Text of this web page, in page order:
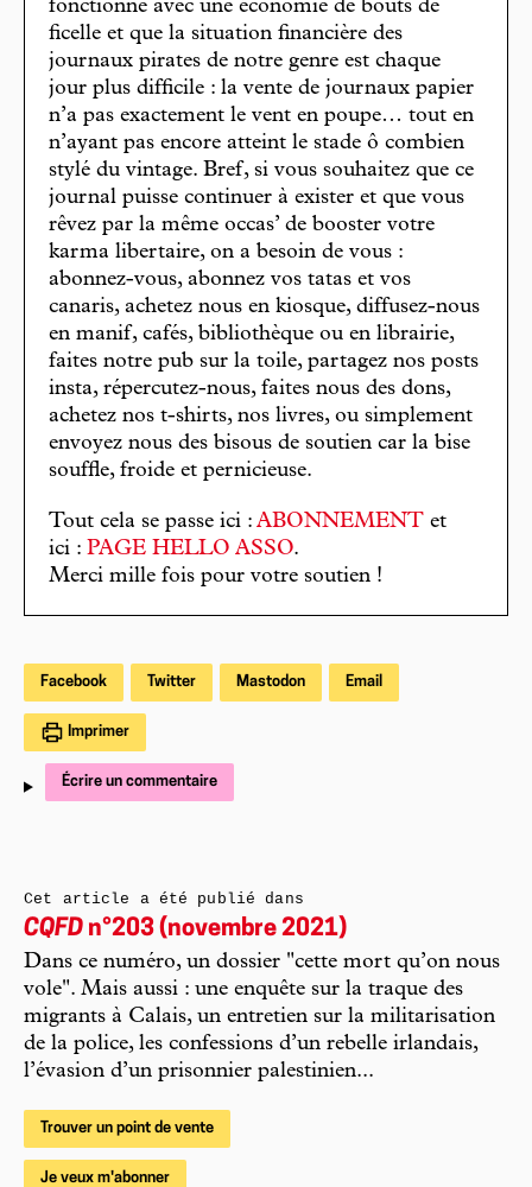
fonctionne avec une économie de bouts de
ficelle et que la situation financière des
journaux pirates de notre genre est chaque
jour plus difficile : la vente de journaux papier
n’a pas exactement le vent en poupe… tout en
n’ayant pas encore atteint le stade ô combien
stylé du vintage. Bref, si vous souhaitez que ce
journal puisse continuer à exister et que vous
rêvez par la même occas’ de booster votre
karma libertaire, on a besoin de vous :
abonnez-vous, abonnez vos tatas et vos
canaris, achetez nous en kiosque, diffusez-nous
en manif, cafés, bibliothèque ou en librairie,
faites notre pub sur la toile, partagez nos posts
insta, répercutez-nous, faites nous des dons,
achetez nos t-shirts, nos livres, ou simplement
envoyez nous des bisous de soutien car la bise
souffle, froide et pernicieuse.
Tout cela se passe ici : ABONNEMENT et
ici : PAGE HELLO ASSO.
Merci mille fois pour votre soutien !
Facebook Twitter Mastodon Email
Imprimer
Écrire un commentaire
Cet article a été publié dans
CQFD n°203 (novembre 2021)
Dans ce numéro, un dossier "cette mort qu’on nous
vole". Mais aussi : une enquête sur la traque des
migrants à Calais, un entretien sur la militarisation
de la police, les confessions d’un rebelle irlandais,
l’évasion d’un prisonnier palestinien...
Trouver un point de vente
Je veux m'abonner